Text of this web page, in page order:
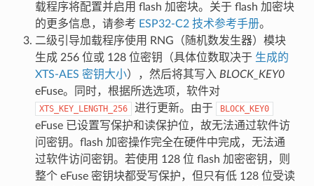
载程序将配置并启用 flash 加密块。关于 flash 加密块
的更多信息，请参考 ESP32-C2 技术参考手册。
二级引导加载程序使用 RNG（随机数发生器）模块
生成 256 位或 128 位密钥（具体位数取决于 生成的
XTS-AES 密钥大小），然后将其写入 BLOCK_KEY0
eFuse。同时，根据所选选项，软件对
XTS_KEY_LENGTH_256 进行更新。由于 BLOCK_KEY0
eFuse 已设置写保护和读保护位，故无法通过软件访
问密钥。flash 加密操作完全在硬件中完成，无法通
过软件访问密钥。若使用 128 位 flash 加密密钥，则
整个 eFuse 密钥块都受写保护，但只有低 128 位受读